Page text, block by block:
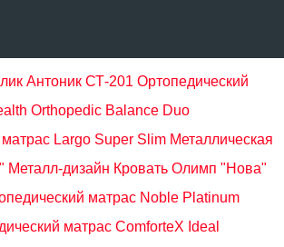
Антоник СТ-201 Ортопедический
Orthopedic Balance Duo
Largo Super Slim Металлическая
Металл-дизайн Кровать Олимп "Нова"
матрас Noble Platinum
матрас ComforteX Ideal